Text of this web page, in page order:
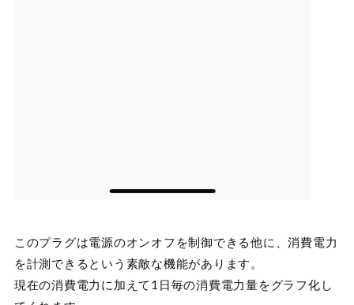
このプラグは電源のオンオフを制御できる他に、消費電力
を計測できるという素敵な機能があります。
現在の消費電力に加えて1日毎の消費電力量をグラフ化し